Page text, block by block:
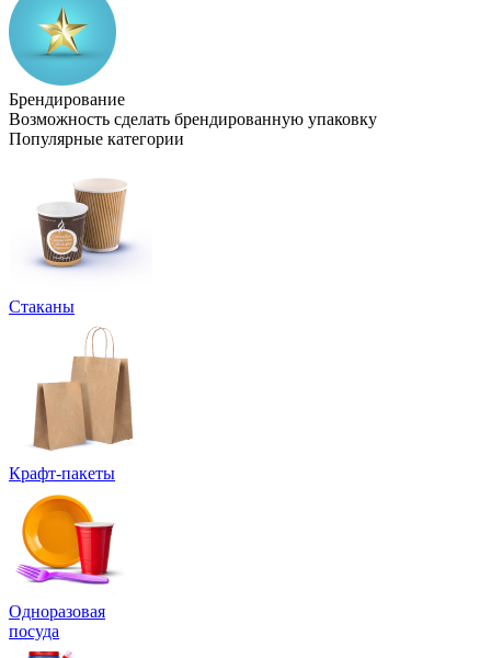
Брендирование
Возможность сделать брендированную упаковку
Популярные категории
Стаканы
Крафт-пакеты
Одноразовая
посуда